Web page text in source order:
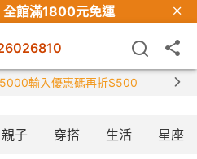
全館滿1800元免運
輸入優惠碼再折$500
親子 穿搭 生活 星座